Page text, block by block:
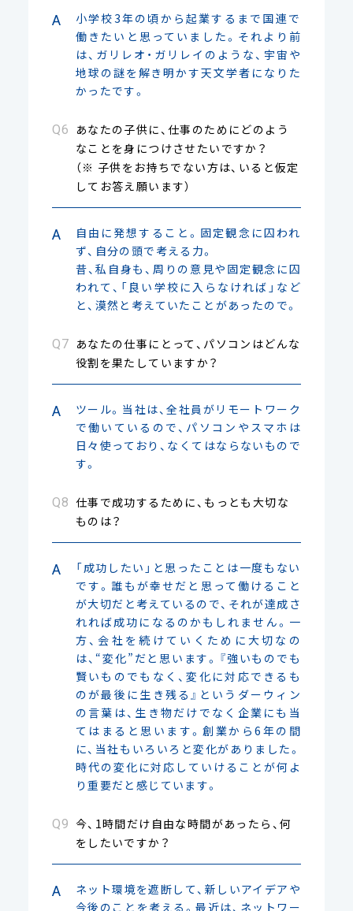
小学校3年の頃から起業するまで国連で
働きたいと思っていました。それより前
は、ガリレオ・ガリレイのような、宇宙や
地球の謎を解き明かす天文学者になりた
かったです。
あなたの子供に、仕事のためにどのよう
なことを身につけさせたいですか？
（※ 子供をお持ちでない方は、いると仮定
してお答え願います）
自由に発想すること。固定観念に囚われ
ず、自分の頭で考える力。
昔、私自身も、周りの意見や固定観念に囚
われて、「良い学校に入らなければ」など
と、漠然と考えていたことがあったので。
あなたの仕事にとって、パソコンはどんな
役割を果たしていますか？
ツール。当社は、全社員がリモートワーク
で働いているので、パソコンやスマホは
日々使っており、なくてはならないもので
す。
仕事で成功するために、もっとも大切な
ものは？
「成功したい」と思ったことは一度もない
です。誰もが幸せだと思って働けること
が大切だと考えているので、それが達成さ
れれば成功になるのかもしれません。一
方、会社を続けていくために大切なの
は、“変化”だと思います。『強いものでも
賢いものでもなく、変化に対応できるも
のが最後に生き残る』というダーウィン
の言葉は、生き物だけでなく企業にも当
てはまると思います。創業から6年の間
に、当社もいろいろと変化がありました。
時代の変化に対応していけることが何よ
り重要だと感じています。
今、1時間だけ自由な時間があったら、何
をしたいですか？
ネット環境を遮断して、新しいアイデアや
今後のことを考える。最近は、ネットワー